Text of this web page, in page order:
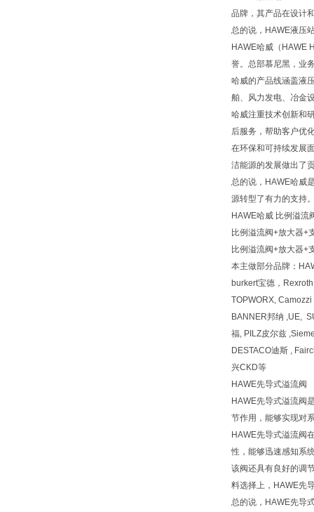
品牌，其产品在设计
总的说，HAWE液压
HAWE哈威（HAWE
誉。总部慕尼黑，业
哈威的产品线涵盖液
舶、风力发电、冶金
哈威注重技术创新和
后服务，帮助客户优
在环保和可持续发展
洁能源的发展做出了
总的说，HAWE哈威
源转型了有力的支持
HAWE哈威 比例溢流
比例溢流阀+放大器
比例溢流阀+放大器
本主做部分品牌：
burkert宝德，
TOPWORX,
BANNER邦纳 ,UE,
福, PILZ皮尔兹
DESTACO迪斯 ,
兴CKD等
HAWE先导式溢流阀
HAWE先导式溢流阀
节作用，能够实现对
HAWE先导式溢流阀
性，能够迅速感知系
该阀还具有良好的调
料选择上，HAWE先
总的说，HAWE先导